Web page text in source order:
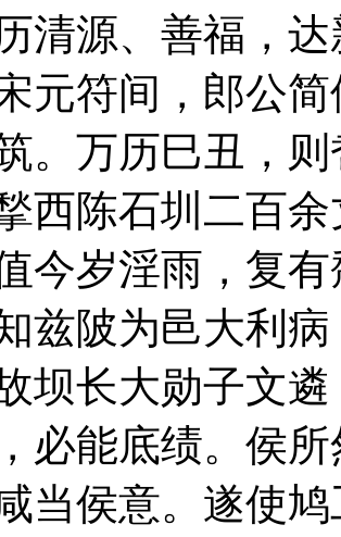
清源、善福，
元符间，郎公
。万历巳丑，
西陈石圳二百
今岁淫雨，复
兹陂为邑大利
坝长大勋子文
必能底绩。侯
当侯意。遂使